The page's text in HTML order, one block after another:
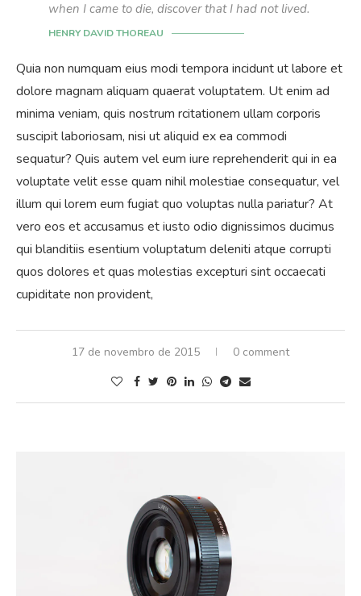
when I came to die, discover that I had not lived.
HENRY DAVID THOREAU
Quia non numquam eius modi tempora incidunt ut labore et
dolore magnam aliquam quaerat voluptatem. Ut enim ad
minima veniam, quis nostrum rcitationem ullam corporis
suscipit laboriosam, nisi ut aliquid ex ea commodi
sequatur? Quis autem vel eum iure reprehenderit qui in ea
voluptate velit esse quam nihil molestiae consequatur, vel
illum qui lorem eum fugiat quo voluptas nulla pariatur? At
vero eos et accusamus et iusto odio dignissimos ducimus
qui blanditiis esentium voluptatum deleniti atque corrupti
quos dolores et quas molestias excepturi sint occaecati
cupiditate non provident,
17 de novembro de 2015 0 comment